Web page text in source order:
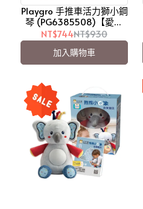
Playgro 手推車活力獅小鋼
琴 (PG6385508)【愛吾
兒】
NT$744NT$930
加入購物車